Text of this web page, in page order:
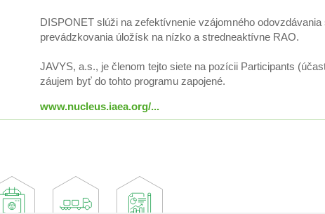
DISPONET slúži na zefektívnenie vzájomného
prevádzkovania úložísk na nízko a stredneaktívne RAO.
JAVYS, a.s., je členom tejto siete na pozícii Participants
záujem byť do tohto programu zapojené.
www.nucleus.iaea.org/...